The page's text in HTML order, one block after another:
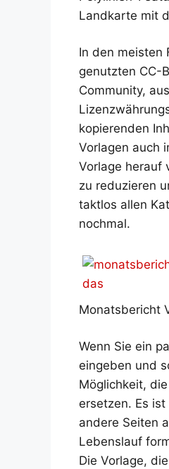
Landkarte mit
In den meisten
genutzten CC-
Community,
kopierenden
Vorlagen auch
Vorlage herauf
zu reduzieren
taktlos allen
nochmal.
Monatsbericht
Wenn Sie ein
eingeben und
Möglichkeit,
ersetzen. Es
andere Seiten
Lebenslauf
Die Vorlage,